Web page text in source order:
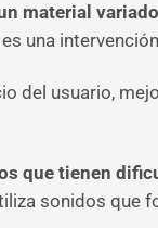
material
una
del usuario,
que tienen
sonidos que